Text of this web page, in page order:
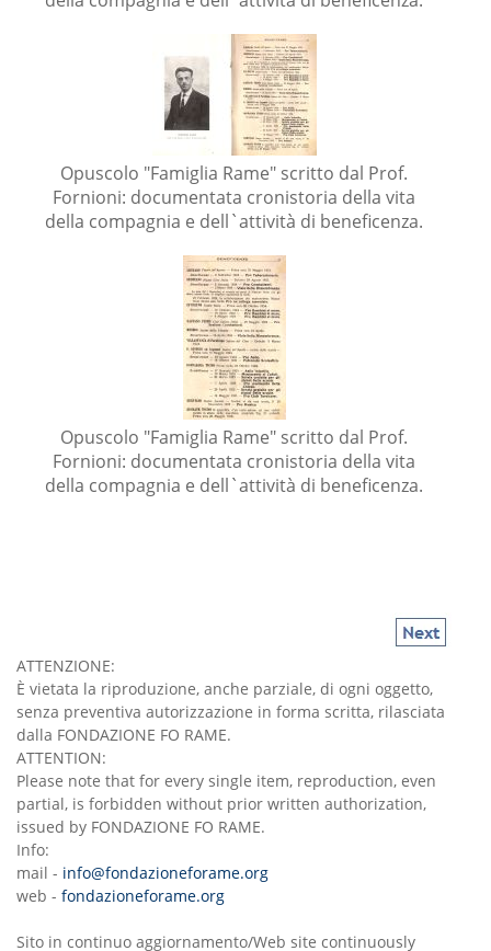
Opuscolo "Famiglia Rame" scritto dal Prof.
Fornioni: documentata cronistoria della vita
della compagnia e dell`attività di beneficenza.
Opuscolo "Famiglia Rame" scritto dal Prof.
Fornioni: documentata cronistoria della vita
della compagnia e dell`attività di beneficenza.
ATTENZIONE:
È vietata la riproduzione, anche parziale, di ogni oggetto,
senza preventiva autorizzazione in forma scritta, rilasciata
dalla FONDAZIONE FO RAME.
ATTENTION:
Please note that for every single item, reproduction, even
partial, is forbidden without prior written authorization,
issued by FONDAZIONE FO RAME.
Info:
mail - info@fondazioneforame.org
web - fondazioneforame.org
Sito in continuo aggiornamento/Web site continuously